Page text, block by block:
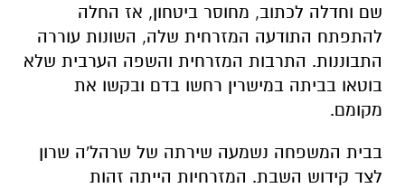
שם וחדלה לכתוב, מחוסר ביטחון, אז החלה
להתפתח התודעה המזרחית שלה, השונות עוררה
התבוננות. התרבות המזרחית והשפה הערבית שלא
בוטאו בביתה במישרין רחשו בדם ובקשו את
מקומם.
בבית המשפחה נשמעה שירתה של שרהל'ה שרון
לצד קידוש השבת. המזרחיות הייתה זהות